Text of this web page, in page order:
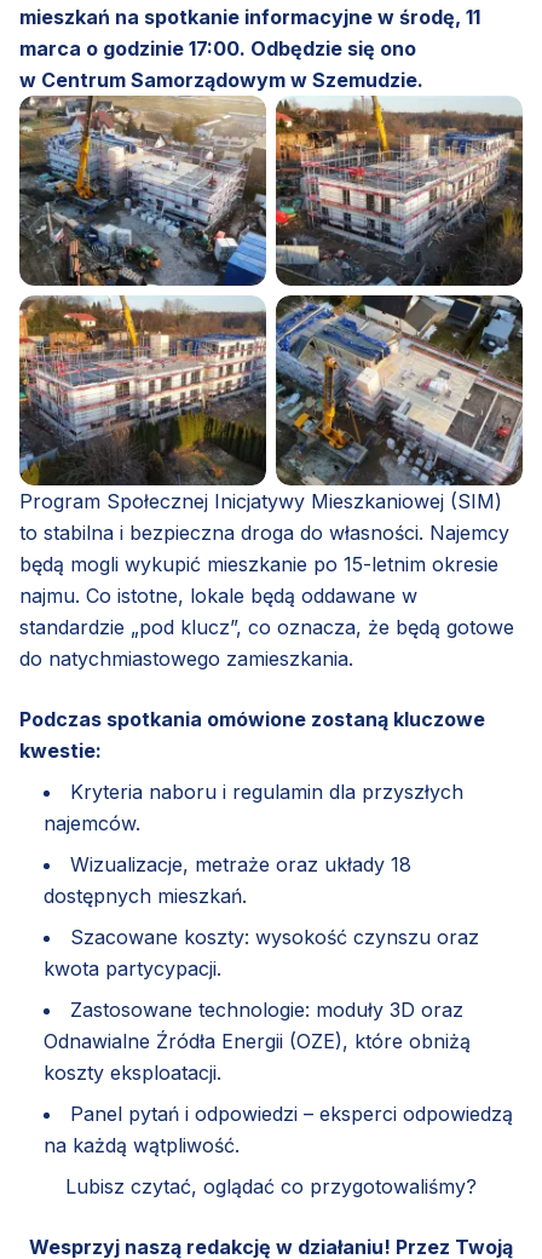
mieszkań na spotkanie informacyjne w środę, 11
marca o godzinie 17:00. Odbędzie się ono
w Centrum Samorządowym w Szemudzie.
Program Społecznej Inicjatywy Mieszkaniowej (SIM)
to stabilna i bezpieczna droga do własności. Najemcy
będą mogli wykupić mieszkanie po 15-letnim okresie
najmu. Co istotne, lokale będą oddawane w
standardzie „pod klucz”, co oznacza, że będą gotowe
do natychmiastowego zamieszkania.
Podczas spotkania omówione zostaną kluczowe
kwestie:
Kryteria naboru i regulamin dla przyszłych
najemców.
Wizualizacje, metraże oraz układy 18
dostępnych mieszkań.
Szacowane koszty: wysokość czynszu oraz
kwota partycypacji.
Zastosowane technologie: moduły 3D oraz
Odnawialne Źródła Energii (OZE), które obniżą
koszty eksploatacji.
Panel pytań i odpowiedzi – eksperci odpowiedzą
na każdą wątpliwość.
Lubisz czytać, oglądać co przygotowaliśmy?
Wesprzyj naszą redakcję w działaniu! Przez Twoją